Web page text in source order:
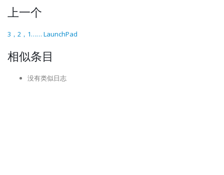
上一个
3，2，1…… LaunchPad
相似条目
没有类似日志